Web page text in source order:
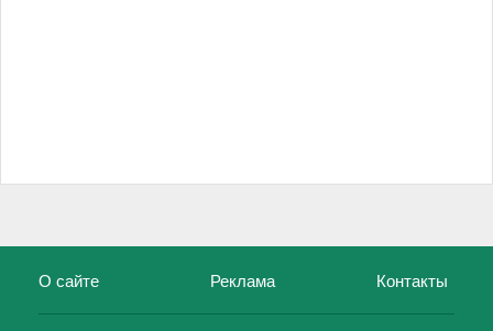
О сайте Реклама Контакты